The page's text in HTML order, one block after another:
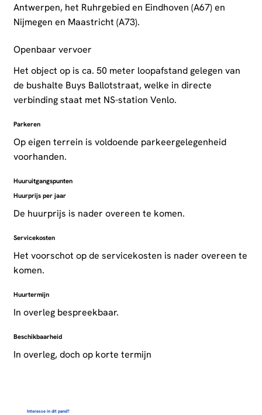
Antwerpen, het Ruhrgebied en Eindhoven (A67) en
Nijmegen en Maastricht (A73).
Openbaar vervoer
Het object op is ca. 50 meter loopafstand gelegen van
de bushalte Buys Ballotstraat, welke in directe
verbinding staat met NS-station Venlo.
Parkeren
Op eigen terrein is voldoende parkeergelegenheid
voorhanden.
Huuruitgangspunten
Huurprijs per jaar
De huurprijs is nader overeen te komen.
Servicekosten
Het voorschot op de servicekosten is nader overeen te
komen.
Huurtermijn
In overleg bespreekbaar.
Beschikbaarheid
In overleg, doch op korte termijn
Interesse in dit pand?